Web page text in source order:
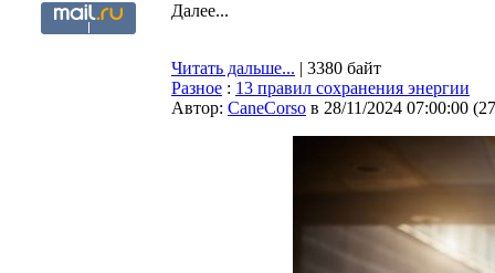
Далее...
Читать дальше... | 3380 байт
Разное : 13 правил сохранения энергии
Автор: CaneCorso в 28/11/2024 07:00:00 (